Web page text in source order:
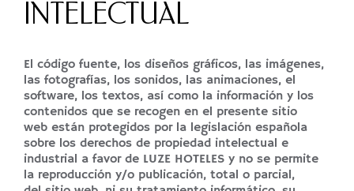
INTELECTUAL
El código fuente, los diseños gráficos, las imágenes,
las fotografías, los sonidos, las animaciones, el
software, los textos, así como la información y los
contenidos que se recogen en el presente sitio
web están protegidos por la legislación española
sobre los derechos de propiedad intelectual e
industrial a favor de LUZE HOTELES y no se permite
la reproducción y/o publicación, total o parcial,